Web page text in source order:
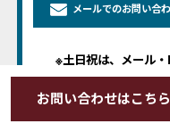
メールでのお問い合
※土日祝は、メール
翌営業日よ
お問い合わせはこちら